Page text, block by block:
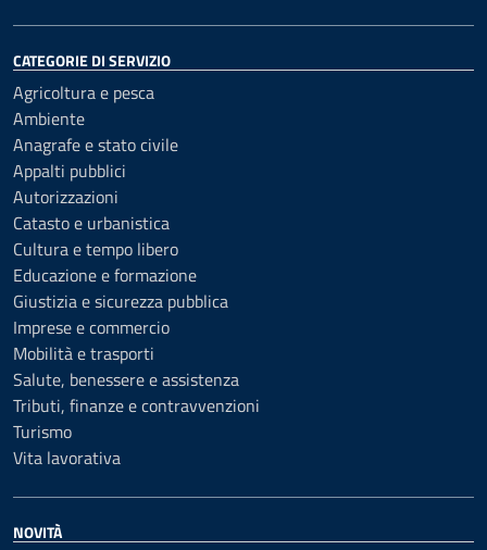
CATEGORIE DI SERVIZIO
Agricoltura e pesca
Ambiente
Anagrafe e stato civile
Appalti pubblici
Autorizzazioni
Catasto e urbanistica
Cultura e tempo libero
Educazione e formazione
Giustizia e sicurezza pubblica
Imprese e commercio
Mobilità e trasporti
Salute, benessere e assistenza
Tributi, finanze e contravvenzioni
Turismo
Vita lavorativa
NOVITÀ